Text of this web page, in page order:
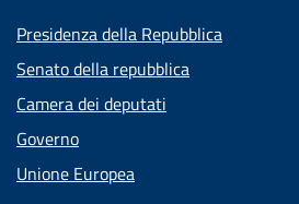
Presidenza della Repubblica
Senato della repubblica
Camera dei deputati
Governo
Unione Europea